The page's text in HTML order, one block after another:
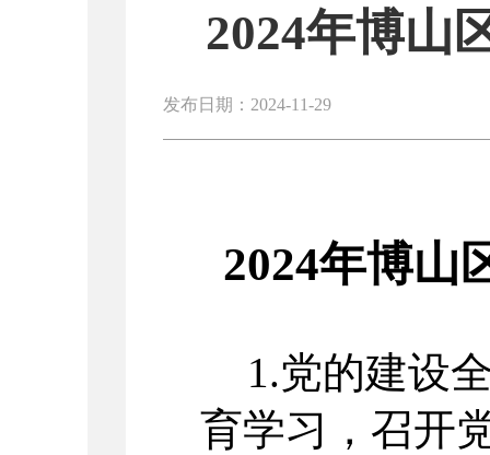
2024年博山
发布日期：2024-11-29
2024年博山
1.党的建设
育学习，召开